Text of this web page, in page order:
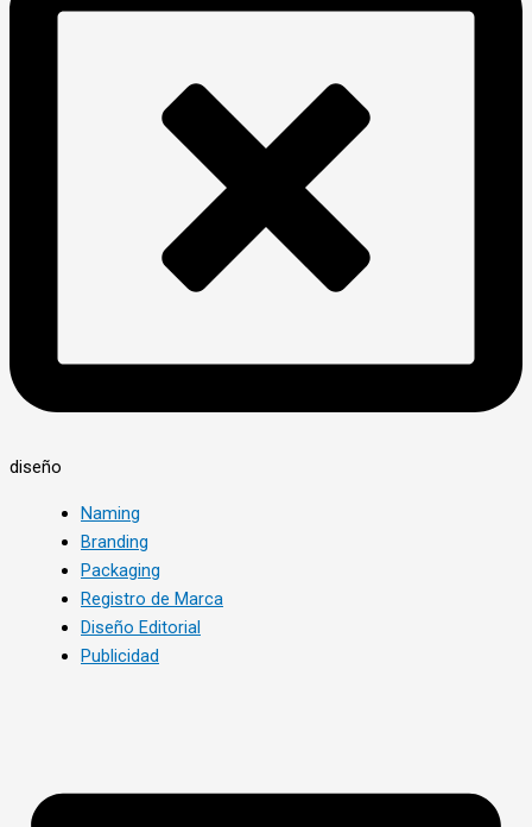
diseño
Naming
Branding
Packaging
Registro de Marca
Diseño Editorial
Publicidad